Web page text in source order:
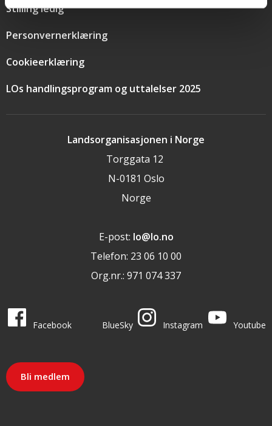
Landsorganisasjonen i Norge
Torggata 12
N-0181 Oslo
Norge
E-post: lo@lo.no
Telefon: 23 06 10 00
Org.nr.: 971 074 337
Stilling ledig
Personvernerklæring
Cookieerklæring
LOs handlingsprogram og uttalelser 2025
LO i sosiale medier
Facebook
BlueSky
Instagram
Youtube
Bli medlem